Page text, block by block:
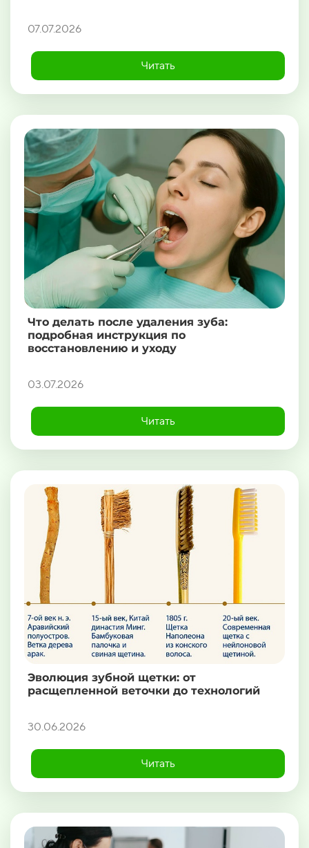
07.07.2026
Читать
Что делать после удаления зуба:
подробная инструкция по
восстановлению и уходу
03.07.2026
Читать
Эволюция зубной щетки: от
расщепленной веточки до технологий
30.06.2026
Читать